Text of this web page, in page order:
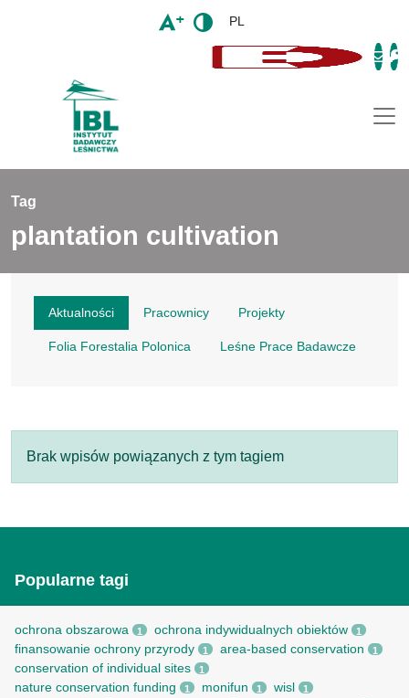
PL
Tag
plantation cultivation
Aktualności Pracownicy Projekty
Folia Forestalia Polonica Leśne Prace Badawcze
Brak wpisów powiązanych z tym tagiem
Popularne tagi
ochrona obszarowa 1 ochrona indywidualnych obiektów 1
finansowanie ochrony przyrody 1 area-based conservation 1
conservation of individual sites 1
nature conservation funding 1 monifun 1 wisl 1